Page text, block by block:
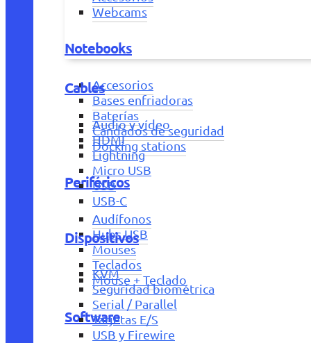
Webcams
Notebooks
Accesorios
Bases enfriadoras
Baterías
Candados de seguridad
Docking stations
Periféricos
Audífonos
Hubs USB
Mouses
Teclados
Mouse + Teclado
Software
Cables
Audio y vídeo
HDMI
Lightning
Micro USB
USB
USB-C
Dispositivos
KVM
Seguridad biométrica
Serial / Parallel
Tarjetas E/S
USB y Firewire